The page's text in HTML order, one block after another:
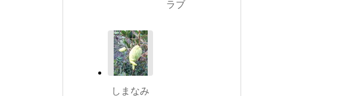
ラブ
しまなみ